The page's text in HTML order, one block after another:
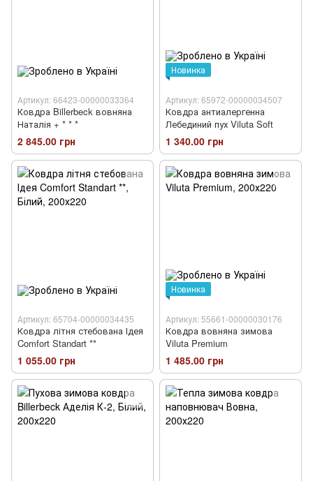
Артикул: 66423-00000033364
Ковдра Billerbeck вовняна
Наталія + * * *
2 845.00 грн
Новинка
Артикул: 65972-00000034507
Ковдра антиалергенна
Лебединий пух Viluta Soft
1 340.00 грн
Артикул: 65704-00000034435
Ковдра літня стебована Ідея
Comfort Standart **
1 055.00 грн
Новинка
Артикул: 55661-00000030176
Ковдра вовняна зимова
Viluta Premium
1 485.00 грн